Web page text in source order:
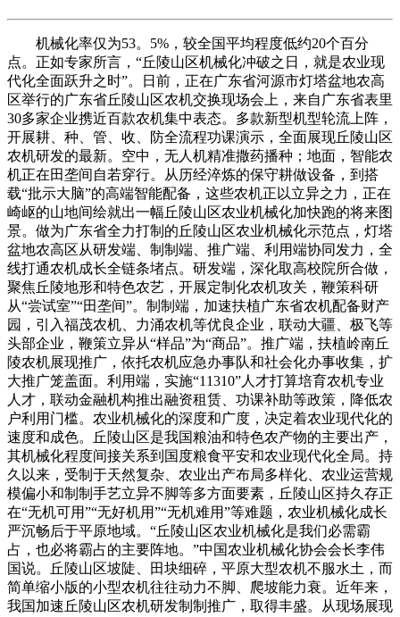
机械化率仅为53。5%，较全国平均程度低约20个百分
点。正如专家所言，“丘陵山区机械化冲破之日，就是农业现
代化全面跃升之时”。日前，正在广东省河源市灯塔盆地农高
区举行的广东省丘陵山区农机交换现场会上，来自广东省表里
30多家企业携近百款农机集中表态。多款新型机型轮流上阵，
开展耕、种、管、收、防全流程功课演示，全面展现丘陵山区
农机研发的最新。空中，无人机精准撒药播种；地面，智能农
机正在田垄间自若穿行。从历经淬炼的保守耕做设备，到搭
载“批示大脑”的高端智能配备，这些农机正以立异之力，正在
崎岖的山地间绘就出一幅丘陵山区农业机械化加快跑的将来图
景。做为广东省全力打制的丘陵山区农业机械化示范点，灯塔
盆地农高区从研发端、制制端、推广端、利用端协同发力，全
线打通农机成长全链条堵点。研发端，深化取高校院所合做，
聚焦丘陵地形和特色农艺，开展定制化农机攻关，鞭策科研
从“尝试室”“田垄间”。制制端，加速扶植广东省农机配备财产
园，引入福茂农机、力涌农机等优良企业，联动大疆、极飞等
头部企业，鞭策立异从“样品”为“商品”。推广端，扶植岭南丘
陵农机展现推广，依托农机应急办事队和社会化办事收集，扩
大推广笼盖面。利用端，实施“11310”人才打算培育农机专业
人才，联动金融机构推出融资租赁、功课补助等政策，降低农
户利用门槛。农业机械化的深度和广度，决定着农业现代化的
速度和成色。丘陵山区是我国粮油和特色农产物的主要出产，
其机械化程度间接关系到国度粮食平安和农业现代化全局。持
久以来，受制于天然复杂、农业出产布局多样化、农业运营规
模偏小和制制手艺立异不脚等多方面要素，丘陵山区持久存正
在“无机可用”“无好机用”“无机难用”等难题，农业机械化成长
严沉畅后于平原地域。“丘陵山区农业机械化是我们必需霸
占，也必将霸占的主要阵地。”中国农业机械化协会会长李伟
国说。丘陵山区坡陡、田块细碎，平原大型农机不服水土，而
简单缩小版的小型农机往往动力不脚、爬坡能力衰。近年来，
我国加速丘陵山区农机研发制制推广，取得丰盛。从现场展现